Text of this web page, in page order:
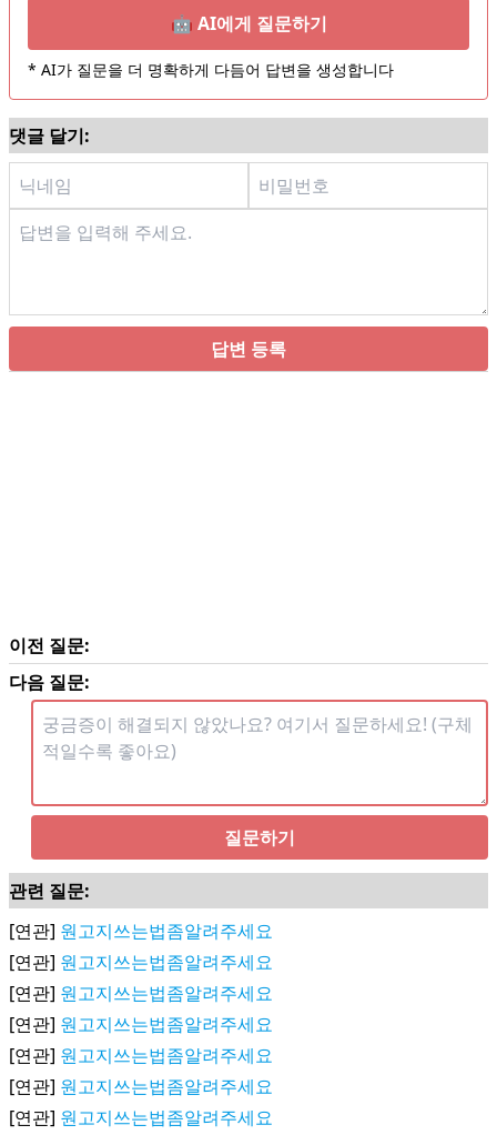
🤖 AI에게 질문하기
* AI가 질문을 더 명확하게 다듬어 답변을 생성합니다
댓글 달기:
답변 등록
이전 질문:
다음 질문:
질문하기
관련 질문:
[연관] 원고지쓰는법좀알려주세요
[연관] 원고지쓰는법좀알려주세요
[연관] 원고지쓰는법좀알려주세요
[연관] 원고지쓰는법좀알려주세요
[연관] 원고지쓰는법좀알려주세요
[연관] 원고지쓰는법좀알려주세요
[연관] 원고지쓰는법좀알려주세요